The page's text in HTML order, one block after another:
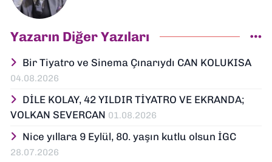
Yazarın Diğer Yazıları
Bir Tiyatro ve Sinema Çınarıydı CAN KOLUKISA
04.08.2026
DİLE KOLAY, 42 YILDIR TİYATRO VE EKRANDA;
VOLKAN SEVERCAN 01.08.2026
Nice yıllara 9 Eylül, 80. yaşın kutlu olsun İGC
28.07.2026